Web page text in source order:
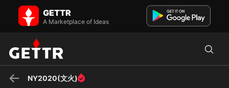
NY2020(文火) on GETTR - Profile and Posts
Gettr Fan - NFSC citizen
GETTR
A Marketplace of Ideas
NY2020(文火)